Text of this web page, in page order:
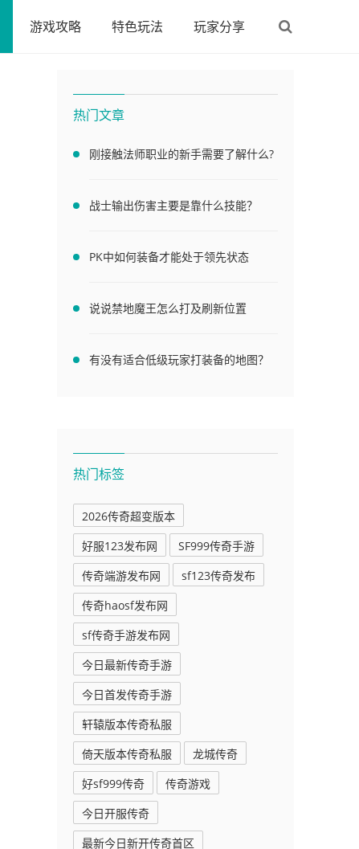
游戏攻略 特色玩法 玩家分享
热门文章
刚接触法师职业的新手需要了解什么?
战士输出伤害主要是靠什么技能？
PK中如何装备才能处于领先状态
说说禁地魔王怎么打及刷新位置
有没有适合低级玩家打装备的地图？
热门标签
2026传奇超变版本
好服123发布网
SF999传奇手游
传奇端游发布网
sf123传奇发布
传奇haosf发布网
sf传奇手游发布网
今日最新传奇手游
今日首发传奇手游
轩辕版本传奇私服
倚天版本传奇私服
龙城传奇
好sf999传奇
传奇游戏
今日开服传奇
最新今日新开传奇首区